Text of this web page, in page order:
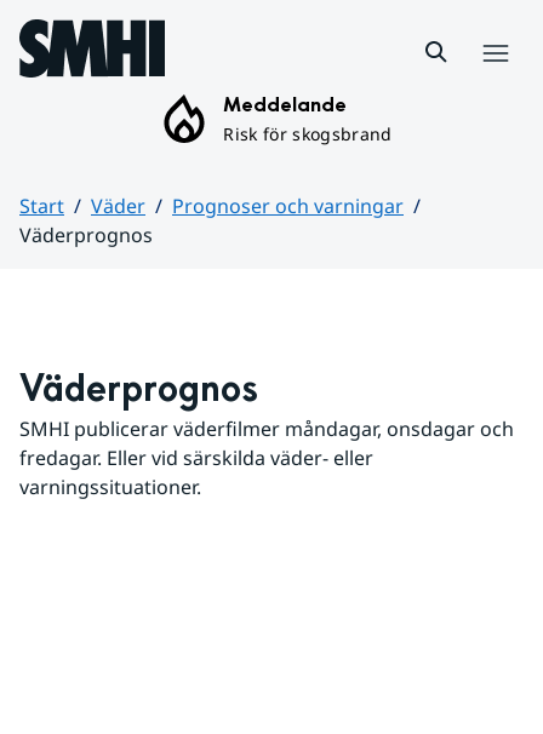
Hoppa till sidans innehåll
Meddelande
Risk för skogsbrand
Start Väder
Prognoser och varningar
Väderprognos
Väderprognos
SMHI publicerar väderfilmer måndagar, onsdagar och
fredagar. Eller vid särskilda väder- eller
varningssituationer.